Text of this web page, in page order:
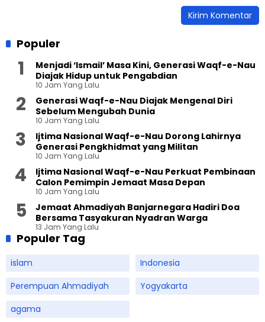
Populer
Menjadi ‘Ismail’ Masa Kini, Generasi Waqf-e-Nau
Diajak Hidup untuk Pengabdian
10 Jam Yang Lalu
Generasi Waqf-e-Nau Diajak Mengenal Diri
Sebelum Mengubah Dunia
10 Jam Yang Lalu
Ijtima Nasional Waqf-e-Nau Dorong Lahirnya
Generasi Pengkhidmat yang Militan
10 Jam Yang Lalu
Ijtima Nasional Waqf-e-Nau Perkuat Pembinaan
Calon Pemimpin Jemaat Masa Depan
10 Jam Yang Lalu
Jemaat Ahmadiyah Banjarnegara Hadiri Doa
Bersama Tasyakuran Nyadran Warga
13 Jam Yang Lalu
Populer Tag
islam
Indonesia
Perempuan Ahmadiyah
Yogyakarta
agama